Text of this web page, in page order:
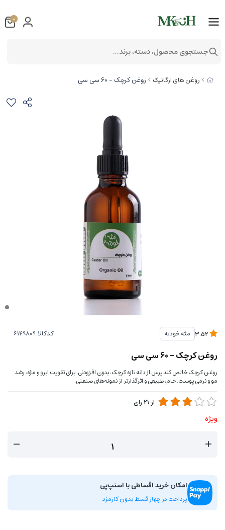
روغن های ارگانیک روغن کرچک - 60 سی سی
مثه خودته کدکالا:
روغن کرچک - 60 سی سی
روغن کرچک خالص کلد پرس از دانه تازه کرچک، بدون افزودنی، برای تقویت ابرو و مژه، رشد
مو و نرمی پوست. خام، طبیعی و اثرگذارتر از نمونه‌های صنعتی.
از 21رای
ویژه
امکان خرید اقساطی با اسنپ‌پی
پرداخت در چهار قسط بدون کارمزد
0
جستجوی محصول، دسته، برند...